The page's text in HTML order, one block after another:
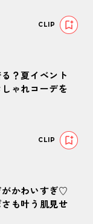
CLIP
？夏イベント
ゃれコーデを
CLIP
がかわいすぎ♡
も叶う肌見せ